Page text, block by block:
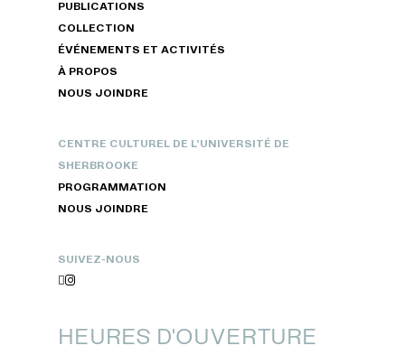
PUBLICATIONS
COLLECTION
ÉVÉNEMENTS ET ACTIVITÉS
À PROPOS
NOUS JOINDRE
CENTRE CULTUREL DE L’UNIVERSITÉ DE
SHERBROOKE
PROGRAMMATION
NOUS JOINDRE
SUIVEZ-NOUS

HEURES D'OUVERTURE